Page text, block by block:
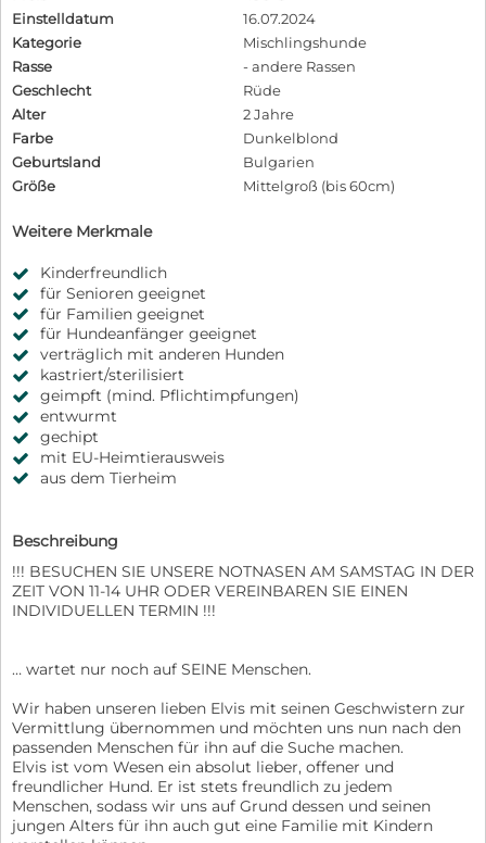
Einstelldatum
16.07.2024
Kategorie
Mischlingshunde
Rasse
- andere Rassen
Geschlecht
Rüde
Alter
2 Jahre
Farbe
Dunkelblond
Geburtsland
Bulgarien
Größe
Mittelgroß (bis 60cm)
Weitere Merkmale
Kinderfreundlich
für Senioren geeignet
für Familien geeignet
für Hundeanfänger geeignet
verträglich mit anderen Hunden
kastriert/sterilisiert
geimpft (mind. Pflichtimpfungen)
entwurmt
gechipt
mit EU-Heimtierausweis
aus dem Tierheim
Beschreibung
!!! BESUCHEN SIE UNSERE NOTNASEN AM SAMSTAG IN DER
ZEIT VON 11-14 UHR ODER VEREINBAREN SIE EINEN
INDIVIDUELLEN TERMIN !!!
… wartet nur noch auf SEINE Menschen.
Wir haben unseren lieben Elvis mit seinen Geschwistern zur
Vermittlung übernommen und möchten uns nun nach den
passenden Menschen für ihn auf die Suche machen.
Elvis ist vom Wesen ein absolut lieber, offener und
freundlicher Hund. Er ist stets freundlich zu jedem
Menschen, sodass wir uns auf Grund dessen und seinen
jungen Alters für ihn auch gut eine Familie mit Kindern